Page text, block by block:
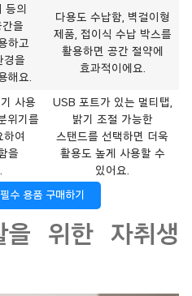
등의
을
하고
경을
해요.
다용도 수납함, 벽걸이형
제품, 접이식 수납 박스를
활용하면 공간 절약에
효과적이에요.
사용
위기를
하여
을
USB 포트가 있는 멀티탭,
밝기 조절 가능한
스탠드를 선택하면 더욱
활용도 높게 사용할 수
있어요.
수 용품 구매하기
위한 자취생